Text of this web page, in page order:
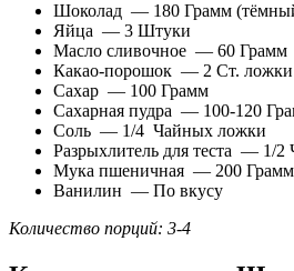
Шоколад — 180 Грамм
Яйца — 3 Штуки
Масло сливочное — 60 Грамм
Какао-порошок — 2 Ст. ложки
Сахар — 100 Грамм
Сахарная пудра — 100-120
Соль — 1/4 Чайных ложки
Разрыхлитель для теста — 1/
Мука пшеничная — 200 Грамм
Ванилин — По вкусу
Количество порций: 3-4